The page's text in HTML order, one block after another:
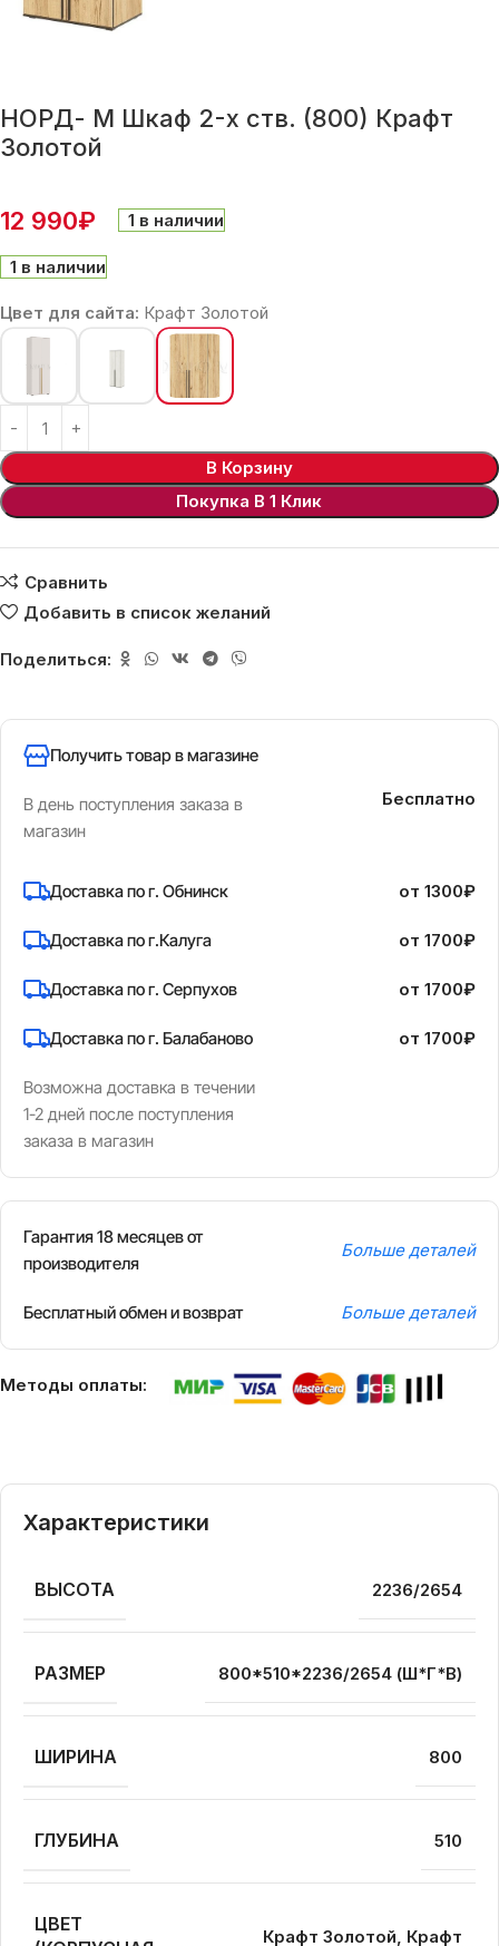
НОРД- М Шкаф 2-х ств. (800) Крафт
Золотой
12 990₽ 1 в наличии
1 в наличии
Цвет для сайта: Крафт Золотой
В Корзину
Покупка В 1 Клик
Сравнить
Добавить в список желаний
Поделиться:
Получить товар в магазине
В день поступления заказа в
магазин
Бесплатно
Доставка по г. Обнинск
Доставка по г.Калуга
Доставка по г. Серпухов
Доставка по г. Балабаново
Возможна доставка в течении
1-2 дней после поступления
заказа в магазин
от 1300₽
от 1700₽
от 1700₽
от 1700₽
Гарантия 18 месяцев от
производителя
Больше деталей
Бесплатный обмен и возврат Больше деталей
Методы оплаты:
Характеристики
ВЫСОТА 2236/2654
РАЗМЕР 800*510*2236/2654 (Ш*Г*В)
ШИРИНА 800
ГЛУБИНА 510
ЦВЕТ
Крафт Золотой, Крафт